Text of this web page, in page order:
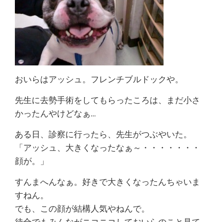
おいらはアッシュ。フレンチブルドックや。
先生に去勢手術をしてもらったころは、まだ小さ
かったんやけどなぁ…
ある日、診察に行ったら、先生がつぶやいた。
「アッシュ、大きくなったなぁ～・・・・・・・
顔が。」
すんまへんなぁ。好きで大きくなったんちゃいま
すねん。
でも、この顔が結構人気やねんで。